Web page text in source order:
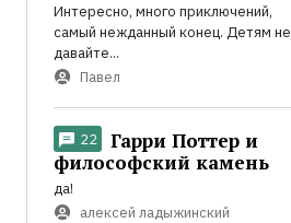
Интересно, много приключений,
самый нежданный конец. Детям не
давайте...
Павел
22
Гарри Поттер и
философский камень
да!
алексей ладыжинский